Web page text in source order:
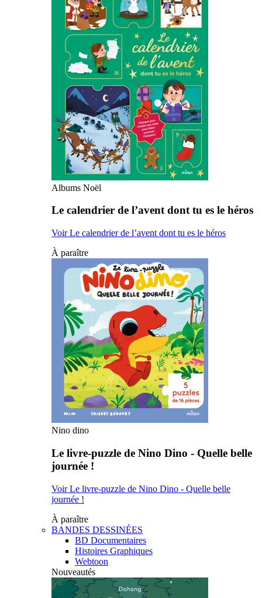
Albums Noël
Le calendrier de l’avent dont tu es le héros
Voir Le calendrier de l’avent dont tu es le héros
À paraître
Nino dino
Le livre-puzzle de Nino Dino - Quelle belle
journée !
Voir Le livre-puzzle de Nino Dino - Quelle belle
journée !
À paraître
BANDES DESSINÉES
BD Documentaires
Histoires Graphiques
Webtoon
Nouveautés